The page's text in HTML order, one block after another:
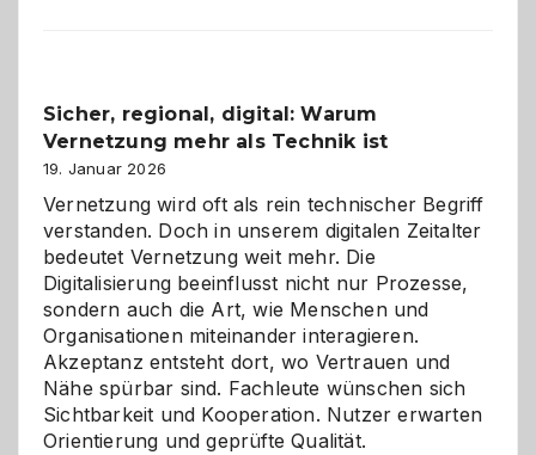
ein
dreifaches
Alaaf!
Sicher, regional, digital: Warum
Vernetzung mehr als Technik ist
19. Januar 2026
Vernetzung wird oft als rein technischer Begriff
verstanden. Doch in unserem digitalen Zeitalter
bedeutet Vernetzung weit mehr. Die
Digitalisierung beeinflusst nicht nur Prozesse,
sondern auch die Art, wie Menschen und
Organisationen miteinander interagieren.
Akzeptanz entsteht dort, wo Vertrauen und
Nähe spürbar sind. Fachleute wünschen sich
Sichtbarkeit und Kooperation. Nutzer erwarten
Orientierung und geprüfte Qualität.